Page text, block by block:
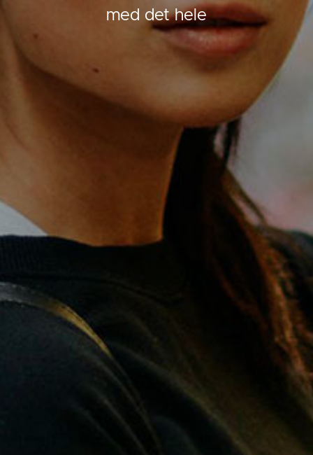
med det hele